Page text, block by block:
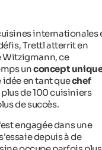
internationales
Trettl atterrit en
Witzigmann, ce
unconcept
idée en tant quechef
de 100 cuisiniers
de succès.
engagée dans une
depuis à de